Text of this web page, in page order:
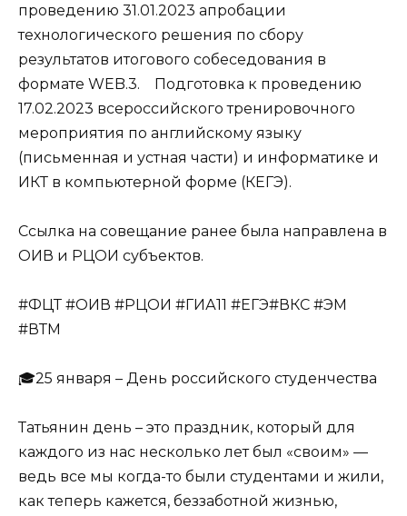
проведению 31.01.2023 апробации
технологического решения по сбору
результатов итогового собеседования в
формате WEB.3. Подготовка к проведению
17.02.2023 всероссийского тренировочного
мероприятия по английскому языку
(письменная и устная части) и информатике и
ИКТ в компьютерной форме (КЕГЭ).
Ссылка на совещание ранее была направлена в
ОИВ и РЦОИ субъектов.
#ФЦТ #ОИВ #РЦОИ #ГИА11 #ЕГЭ#ВКС #ЭМ
#ВТМ
🎓25 января – День российского студенчества
Татьянин день – это праздник, который для
каждого из нас несколько лет был «своим» —
ведь все мы когда-то были студентами и жили,
как теперь кажется, беззаботной жизнью,